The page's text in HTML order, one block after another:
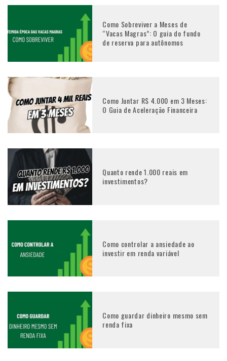
Como Sobreviver a Meses de
“Vacas Magras”: O guia do fundo
de reserva para autônomos
Como Juntar R$ 4.000 em 3 Meses:
O Guia de Aceleração Financeira
Quanto rende 1.000 reais em
investimentos?
Como controlar a ansiedade ao
investir em renda variável
Como guardar dinheiro mesmo sem
renda fixa